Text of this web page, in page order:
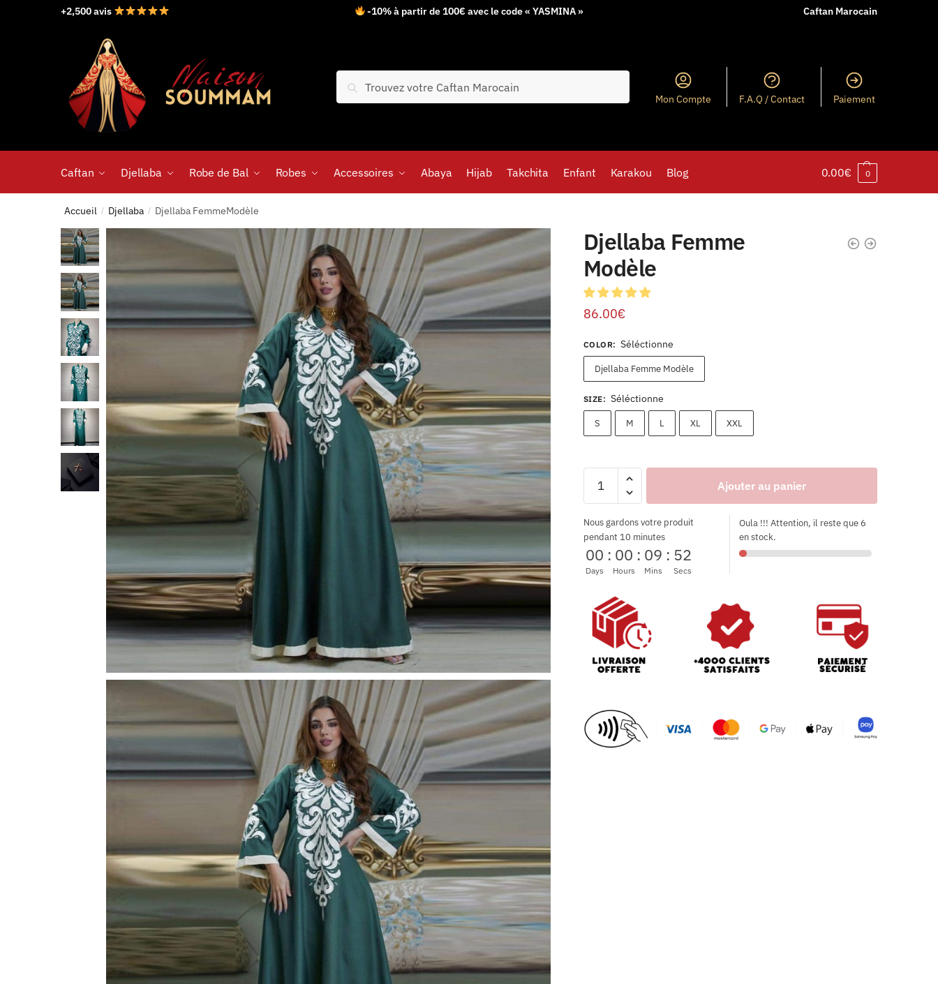
+2,500 avis -10% à partir de 100€ avec le code « YASMINA » Caftan Marocain
Recherche
Mon Compte F.A.Q / Contact Paiement
Caftan Djellaba Robe de Bal Robes Accessoires Abaya Hijab Takchita Enfant Karakou Blog 0.00€ 0
Accueil / Djellaba / Djellaba FemmeModèle
Djellaba Femme
Modèle
86.00€
COLOR: Séléctionne
Djellaba Femme Modèle
SIZE: Séléctionne
S M L XL XXL
Ajouter au panier
Nous gardons votre produit
pendant 10 minutes
00
Days
: 00
Hours
: 09
Mins
: 51
Secs
Oula !!! Attention, il reste que 6
en stock.